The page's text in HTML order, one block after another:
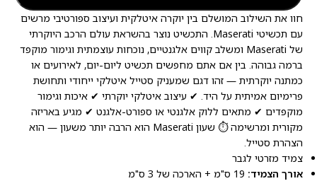
חוו את השילוב המושלם בין יוקרה איטלקית ועיצוב ספורטיבי מרשים
עם תכשיטי Maserati. התכשיט נוצר בהשראת עולם הרכב היוקרתי
של Maserati ומשלב קווים אלגנטיים, נוכחות עוצמתית וגימור מוקפד
ברמה גבוהה. בין אם אתם מחפשים תכשיט ליום-יום, לאירועים או
כמתנה יוקרתית — זהו דגם שמעניק סטייל איטלקי ייחודי ותחושת
פרימיום אמיתית על היד. ✔ עיצוב איטלקי יוקרתי ✔ איכות וגימור
מוקפדים ✔ מתאים ללוק אלגנטי או ספורט-אלגנט ✔ מגיע באריזה
מקורית ומרשימה ⏱️ שעון Maserati הוא הרבה יותר משעון — הוא
הצהרת סטייל.
צמיד מזרטי לגבר
אורך הצמיד: